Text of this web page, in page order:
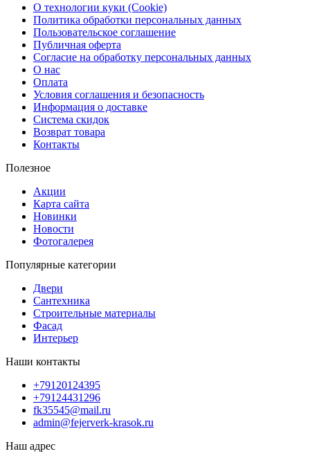
О технологии куки (Cookie)
Политика обработки персональных данных
Пользовательское соглашение
Публичная оферта
Согласие на обработку персональных данных
О нас
Оплата
Условия соглашения и безопасность
Информация о доставке
Система скидок
Возврат товара
Контакты
Полезное
Акции
Карта сайта
Новинки
Новости
Фотогалерея
Популярные категории
Двери
Сантехника
Строительные материалы
Фасад
Интерьер
Наши контакты
+79120124395
+79124431296
fk35545@mail.ru
admin@fejerverk-krasok.ru
Наш адрес